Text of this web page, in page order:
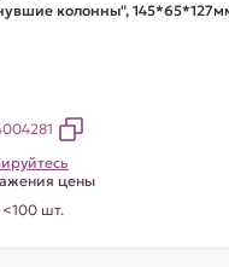
колонны",
цены
<100 шт.